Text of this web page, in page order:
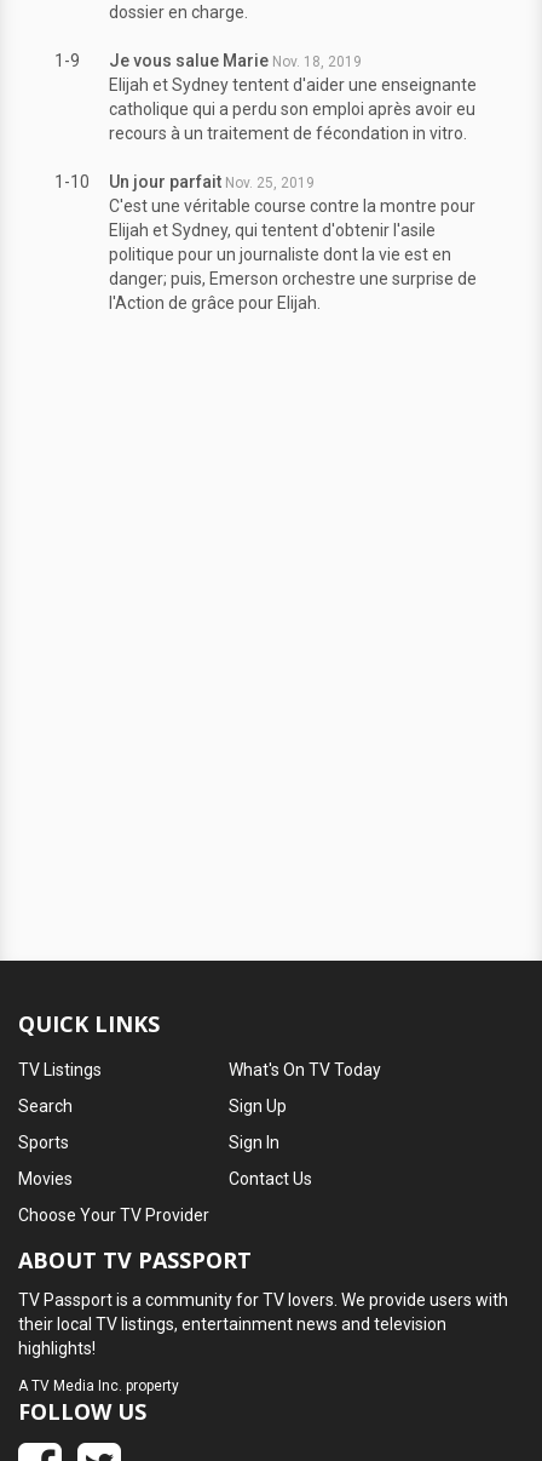
dossier en charge.
1-9 Je vous salue Marie Nov. 18, 2019
Elijah et Sydney tentent d'aider une enseignante
catholique qui a perdu son emploi après avoir eu
recours à un traitement de fécondation in vitro.
1-10 Un jour parfait Nov. 25, 2019
C'est une véritable course contre la montre pour
Elijah et Sydney, qui tentent d'obtenir l'asile
politique pour un journaliste dont la vie est en
danger; puis, Emerson orchestre une surprise de
l'Action de grâce pour Elijah.
QUICK LINKS
TV Listings
Search
Sports
Movies
What's On TV Today
Sign Up
Sign In
Contact Us
Choose Your TV Provider
ABOUT TV PASSPORT
TV Passport is a community for TV lovers. We provide users with
their local TV listings, entertainment news and television
highlights!
ATV Media Inc. property
FOLLOW US